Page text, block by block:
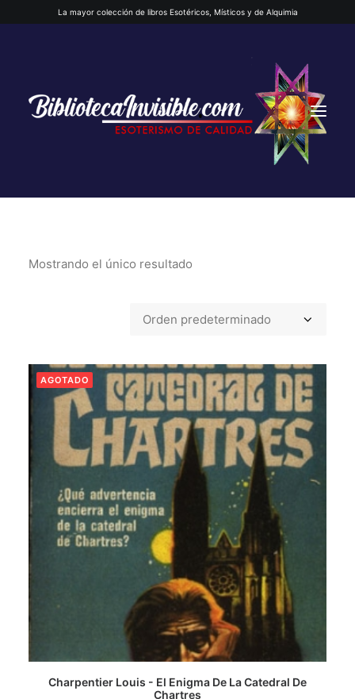
La mayor colección de libros Esotéricos, Místicos y de Alquimia
INICIO
CATEGORÍAS
AUTORES DESTACADOS
GLOSARIO
LOGIN / REGISTER
Mostrando el único resultado
AGOTADO
LEER MÁS
Charpentier Louis - El Enigma De La Catedral De
Chartres